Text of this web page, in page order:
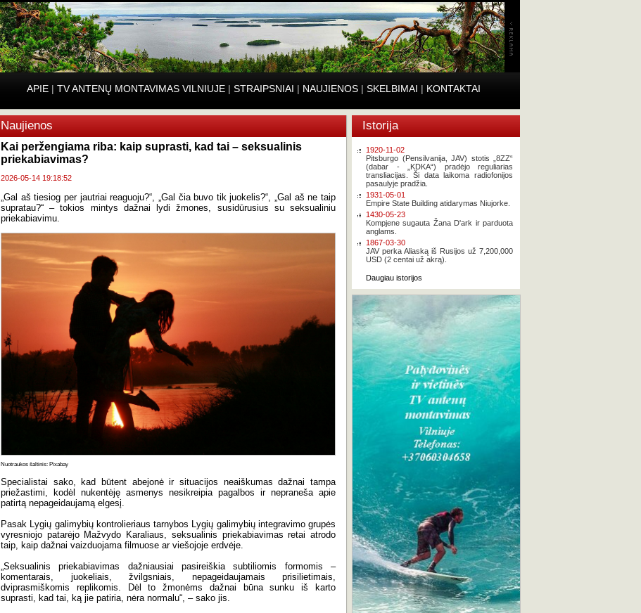
APIE | TV ANTENŲ MONTAVIMAS VILNIUJE | STRAIPSNIAI | NAUJIENOS | SKELBIMAI | KONTAKTAI
Naujienos
Kai peržengiama riba: kaip suprasti, kad tai – seksualinis
priekabiavimas?
2026-05-14 19:18:52
„Gal aš tiesiog per jautriai reaguoju?“, „Gal čia buvo tik juokelis?“, „Gal aš ne taip
supratau?“ – tokios mintys dažnai lydi žmones, susidūrusius su seksualiniu
priekabiavimu.
Nuotraukos šaltinis: Pixabay
Specialistai sako, kad būtent abejonė ir situacijos neaiškumas dažnai tampa
priežastimi, kodėl nukentėję asmenys nesikreipia pagalbos ir nepraneša apie
patirtą nepageidaujamą elgesį.
Pasak Lygių galimybių kontrolieriaus tarnybos Lygių galimybių integravimo grupės
vyresniojo patarėjo Mažvydo Karaliaus, seksualinis priekabiavimas retai atrodo
taip, kaip dažnai vaizduojama filmuose ar viešojoje erdvėje.
„Seksualinis priekabiavimas dažniausiai pasireiškia subtiliomis formomis –
komentarais, juokeliais, žvilgsniais, nepageidaujamais prisilietimais,
dviprasmiškomis replikomis. Dėl to žmonėms dažnai būna sunku iš karto
suprasti, kad tai, ką jie patiria, nėra normalu“, – sako jis.
Istorija
1920-11-02
Pitsburgo (Pensilvanija, JAV) stotis „8ZZ“
(dabar - „KDKA“) pradėjo reguliarias
transliacijas. Ši data laikoma radiofonijos
pasaulyje pradžia.
1931-05-01
Empire State Building atidarymas Niujorke.
1430-05-23
Kompjene sugauta Žana D'ark ir parduota
anglams.
1867-03-30
JAV perka Aliaską iš Rusijos už 7,200,000
USD (2 centai už akrą).
Daugiau istorijos